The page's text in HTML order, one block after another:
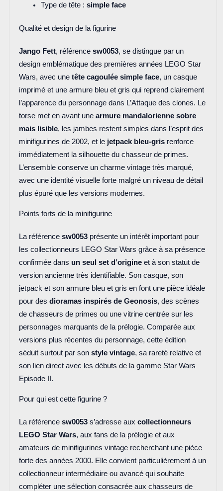
Type de tête : simple face
Qualité et design de la figurine
Jango Fett, référence sw0053, se distingue par un
design emblématique des premières années LEGO Star
Wars, avec une tête cagoulée simple face, un casque
imprimé et une armure bleu et gris qui reprend clairement
l’apparence du personnage dans L’Attaque des clones. Le
torse met en avant une armure mandalorienne sobre
mais lisible, les jambes restent simples dans l’esprit des
minifigurines de 2002, et le jetpack bleu-grisrenforce
immédiatement la silhouette du chasseur de primes.
L’ensemble conserve un charme vintage très marqué,
avec une identité visuelle forte malgré un niveau de détail
plus épuré que les versions modernes.
Points forts de la minifigurine
La référence sw0053présente un intérêt important pour
les collectionneurs LEGO Star Wars grâce à sa présence
confirmée dans un seul set d’origineet à son statut de
version ancienne très identifiable. Son casque, son
jetpack et son armure bleu et gris en font une pièce idéale
pour des dioramas inspirés de Geonosis, des scènes
de chasseurs de primes ou une vitrine centrée sur les
personnages marquants de la prélogie. Comparée aux
versions plus récentes du personnage, cette édition
séduit surtout par son style vintage, sa rareté relative et
son lien direct avec les débuts de la gamme Star Wars
Episode II.
Pour qui est cette figurine ?
La référence sw0053s’adresse aux collectionneurs
LEGO Star Wars, aux fans de la prélogie et aux
amateurs de minifigurines vintage recherchant une pièce
forte des années 2000. Elle convient particulièrement à un
collectionneur intermédiaire ou avancé qui souhaite
compléter une sélection consacrée aux chasseurs de